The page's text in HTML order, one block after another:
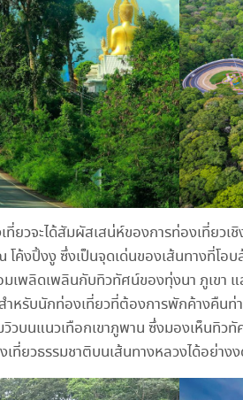
ยวจะได้สัมผัสเสน่ห์ของการท่องเที่ยว
โค้งปิ้งงู ซึ่งเป็นจุดเด่นของเส้นทางที่โ
มเพลิดเพลินกับทิวทัศน์ของทุ่งนา ภูเขา
หรับนักท่องเที่ยวที่ต้องการพักค้างคืนท่
บนแนวเทือกเขาภูพาน ซึ่งมองเห็นทิว
เที่ยวธรรมชาติบนเส้นทางหลวงได้อย่าง